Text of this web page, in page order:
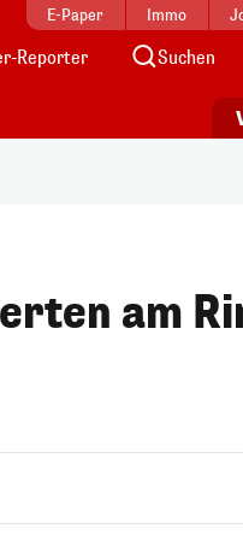
E-Paper Immo
Reporter Suchen
am